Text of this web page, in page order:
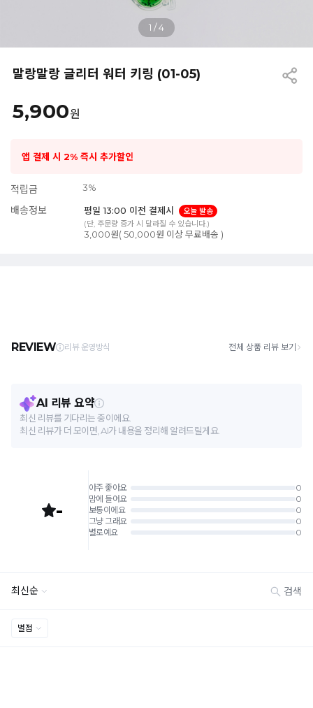
1 /4
말랑말랑 글리터 워터 키링 (01-05)
5,900원
앱 결제 시 2% 즉시 추가할인
적립금 3%
배송정보 평일 13:00 이전 결제시
오늘 발송
(단, 주문량 증가 시 달라질 수 있습니다.)
3,000원( 50,000원 이상 무료배송 )